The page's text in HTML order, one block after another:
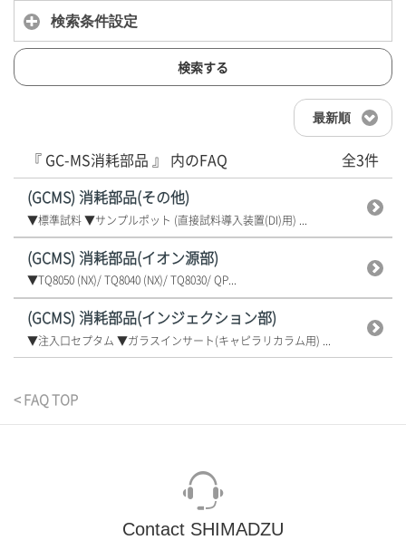
検索条件設定
検索する
最新順
『 GC-MS消耗部品 』 内のFAQ 全3件
(GCMS) 消耗部品(その他)
▼標準試料 ▼サンプルポット (直接試料導入装置(DI)用) ...
(GCMS) 消耗部品(イオン源部)
▼TQ8050 (NX)/ TQ8040 (NX)/ TQ8030/ QP...
(GCMS) 消耗部品(インジェクション部)
▼注入口セプタム ▼ガラスインサート(キャピラリカラム用) ...
< FAQ TOP
Contact SHIMADZU
website. Privacy Policy